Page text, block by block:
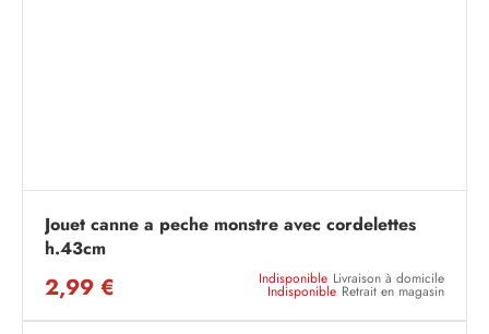
Jouet canne a peche monstre avec cordelettes
h.43cm
2,99 € Indisponible Livraison à domicile
Indisponible Retrait en magasin